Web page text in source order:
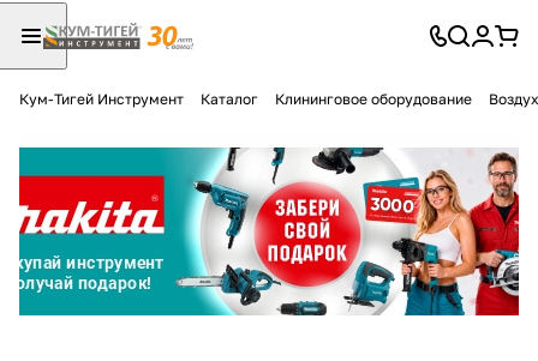
Кум-Тигей Инструмент Каталог Клининговое оборудование
Разбейте
оплатуна части
без переплат